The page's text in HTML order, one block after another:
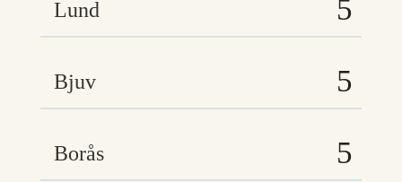
Lund
Bjuv
Borås